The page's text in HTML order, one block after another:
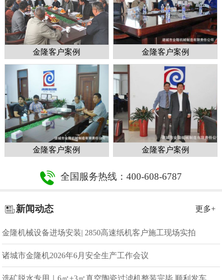
金隆客户案例 金隆客户案例
金隆客户案例 金隆客户案例
全国服务热线：400-608-6787
新闻动态 更多+
金隆机械设备进场安装| 2850高速纸机客户施工现场实拍
诸城市金隆机2026年6月安全生产工作会议